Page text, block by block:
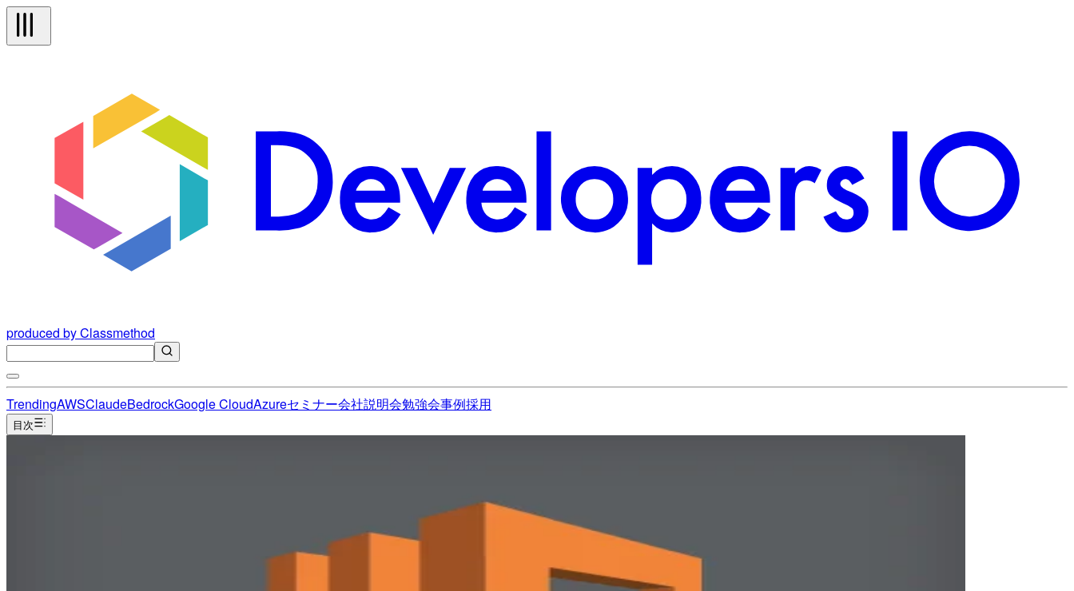
produced by Classmethod
TrendingAWSClaudeBedrockGoogle CloudAzureセミナー会社説明会勉強会事例採用
目次